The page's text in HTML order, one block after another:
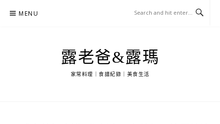
MENU
露老爸&露瑪
家常料理｜食譜紀錄｜美食生活